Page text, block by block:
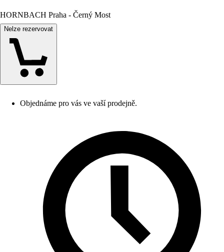
HORNBACH Praha - Černý Most
Nelze rezervovat
Objednáme pro vás ve vaší prodejně.